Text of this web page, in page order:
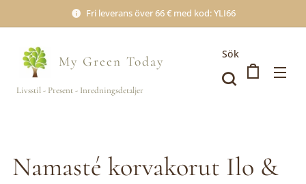
Fri leverans över 66 € med kod: YLI66
My Green Today
Livsstil - Present - Inredningsdetaljer
Sök
Namasté korvakorut Ilo &